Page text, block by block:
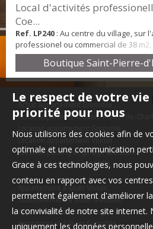
Local d'activités
Coe...
Ref. LP240 : Au centre du village, sur
professionel ou commercial de 38 m2,
ensemble récemment rénové. Le
pour la plupart des activités :
nombreux réseaux en attente,
de droit d'entrée ou d'indemnité de
sera à adapter selo...
Boutique Saint-Pierre-
Achat appartement Grenoble
Achat appartement Saint-Pierre-de-
Location appartement Grenoble
Location parking et garage Grenoble
Location appartement Vizille
Appartement à louer Voiron
Stationnement à louer Grenoble
Appartement à louer Bourges
Appartement à louer Grenoble
Le respect de votre
priorité pour nous
Nous utilisons des cookies afin de
optimale et une communication
Grace à ces technologies, nous
contenu en rapport avec vos
permettent également d'améliorer
la convivialité de notre site internet.
uniquement les données